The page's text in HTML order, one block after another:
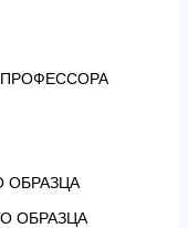
ОБРАЗЦА
ОБРАЗЦА